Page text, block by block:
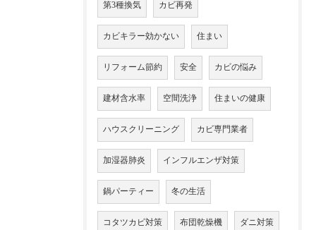
第3種換気 カビ再発
カビキラー効かない 住まい
リフォーム節約 安全 カビの悩み
建材含水率 空間洗浄 住まいの健康
ハウスクリーニング カビ専門業者
加湿器肺炎 インフルエンザ対策
鍋パーティー 冬の生活
コタツカビ対策 布団乾燥機 ダニ対策